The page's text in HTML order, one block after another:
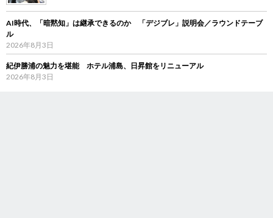
AI時代、「暗黙知」は継承できるのか 「デジブレ」説明会／ラウンドテーブ
ル
2026年8月3日
紀伊勝浦の魅力を堪能 ホテル浦島、日昇館をリニューアル
2026年8月3日